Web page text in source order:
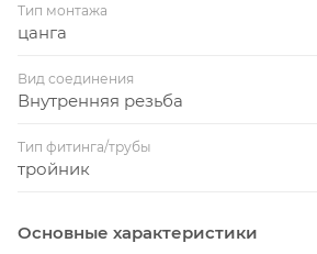
Тип монтажа
цанга
Вид соединения
Внутренняя резьба
Тип фитинга/трубы
тройник
Основные характеристики